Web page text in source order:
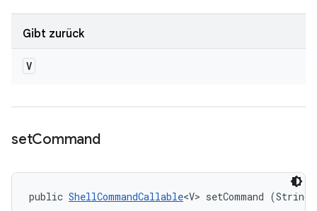
Gibt zurück
V
setCommand
public ShellCommandCallable<V> setCommand (String